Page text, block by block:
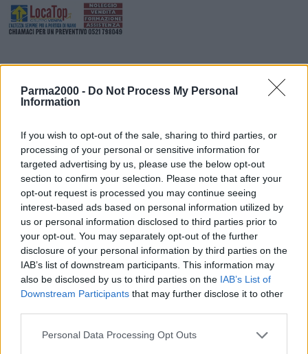
Parma2000 - Do Not Process My Personal
Information
If you wish to opt-out of the sale, sharing to third parties, or
processing of your personal or sensitive information for
targeted advertising by us, please use the below opt-out
section to confirm your selection. Please note that after your
opt-out request is processed you may continue seeing
interest-based ads based on personal information utilized by
us or personal information disclosed to third parties prior to
your opt-out. You may separately opt-out of the further
disclosure of your personal information by third parties on the
IAB’s list of downstream participants. This information may
also be disclosed by us to third parties on the IAB’s List of
Downstream Participants that may further disclose it to other
Personal Data Processing Opt Outs
Sulla Diramazione per Ravenna, per consentire lavori di
manutenzione all’impianto di illuminazione, previsti in orario
notturno, sarà completamente chiuso lo svincolo Fornace Zarattini,
in entrata e in uscita, nelle quattro notti consecutive di lunedì 27,
martedì 28, mercoledì 29 e giovedì 30 giugno, con orario 22:00-
6:00.